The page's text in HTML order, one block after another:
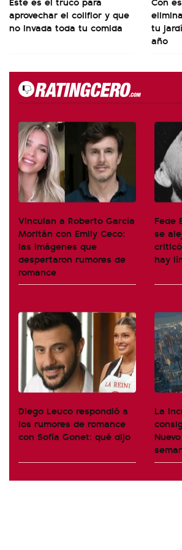
aprovechar el coliflor y que
no invada toda tu comida
tu
año
Vinculan a Roberto García
Moritán con Emily Ceco:
las imágenes que
despertaron rumores de
romance
Fede
se
hay
Diego Leuco respondió a
los rumores de romance
con Sofía Gonet: qué dijo
La